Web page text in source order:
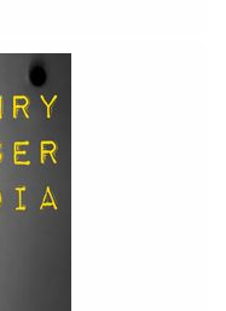
Sven Sjögrens